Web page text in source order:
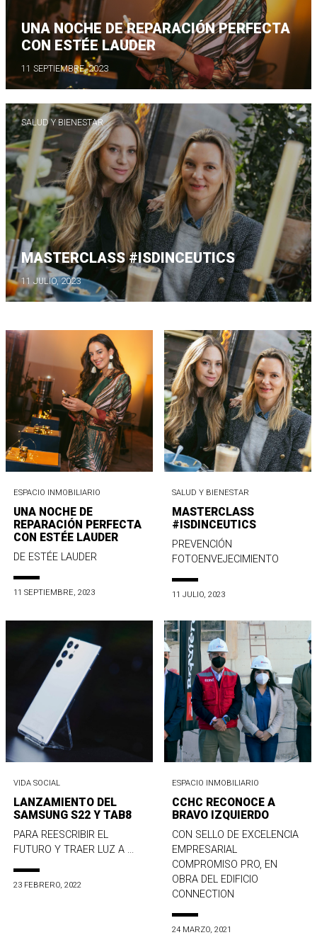
UNA NOCHE DE REPARACIÓN PERFECTA
CON ESTÉE LAUDER
11 SEPTIEMBRE, 2023
SALUD Y BIENESTAR
MASTERCLASS #ISDINCEUTICS
11 JULIO, 2023
ESPACIO INMOBILIARIO
UNA NOCHE DE
REPARACIÓN PERFECTA
CON ESTÉE LAUDER
DE ESTÉE LAUDER
11 SEPTIEMBRE, 2023
SALUD Y BIENESTAR
MASTERCLASS
#ISDINCEUTICS
PREVENCIÓN
FOTOENVEJECIMIENTO
11 JULIO, 2023
VIDA SOCIAL
LANZAMIENTO DEL
SAMSUNG S22 Y TAB8
PARA REESCRIBIR EL
FUTURO Y TRAER LUZ A ...
23 FEBRERO, 2022
ESPACIO INMOBILIARIO
CCHC RECONOCE A
BRAVO IZQUIERDO
CON SELLO DE EXCELENCIA
EMPRESARIAL
COMPROMISO PRO, EN
OBRA DEL EDIFICIO
CONNECTION
24 MARZO, 2021